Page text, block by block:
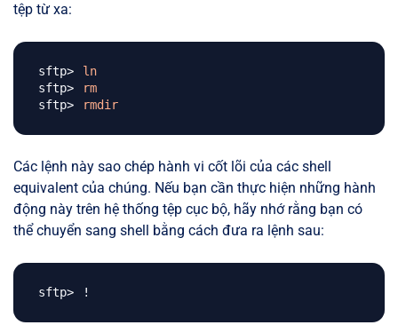
tệp từ xa:
ln
rm
rmdir
Các lệnh này sao chép hành vi cốt lõi của các shell
equivalent của chúng. Nếu bạn cần thực hiện những hành
động này trên hệ thống tệp cục bộ, hãy nhớ rằng bạn có
thể chuyển sang shell bằng cách đưa ra lệnh sau:
!